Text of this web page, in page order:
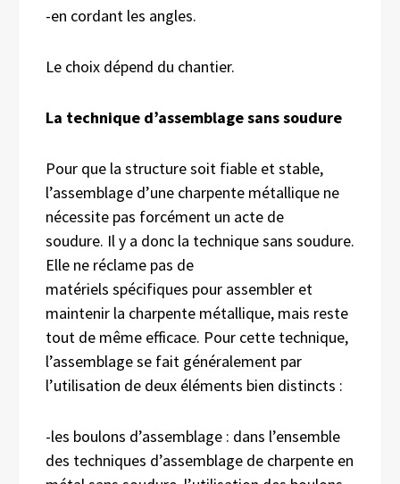
-en cordant les angles.
Le choix dépend du chantier.
La technique d’assemblage sans soudure
Pour que la structure soit fiable et stable,
l’assemblage d’une charpente métallique ne
nécessite pas forcément un acte de
soudure. Il y a donc la technique sans soudure.
Elle ne réclame pas de
matériels spécifiques pour assembler et
maintenir la charpente métallique, mais reste
tout de même efficace. Pour cette technique,
l’assemblage se fait généralement par
l’utilisation de deux éléments bien distincts :
-les boulons d’assemblage : dans l’ensemble
des techniques d’assemblage de charpente en